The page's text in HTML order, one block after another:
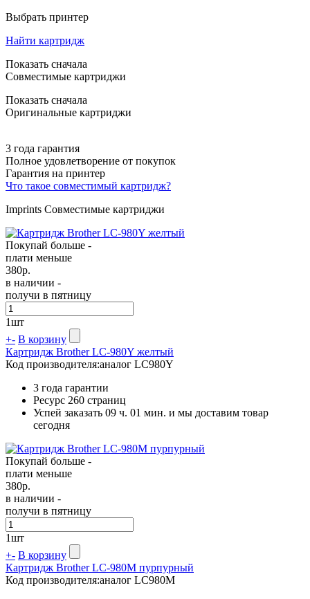
Выбрать принтер
Найти картридж
Показать сначала
Совместимые картриджи
Показать сначала
Оригинальные картриджи
3 года гарантия
Полное удовлетворение от покупок
Гарантия на принтер
Что такое совместимый картридж?
Imprints Совместимые картриджи
Покупай больше -
плати меньше
380р.
в наличии -
получи в пятницу
1шт
+- В корзину
Картридж Brother LC-980Y желтый
Код производителя:аналог LC980Y
3 года гарантии
Ресурс 260 страниц
Успей заказать 09 ч. 01 мин. и мы доставим товар
сегодня
Покупай больше -
плати меньше
380р.
в наличии -
получи в пятницу
1шт
+- В корзину
Картридж Brother LC-980M пурпурный
Код производителя:аналог LC980M